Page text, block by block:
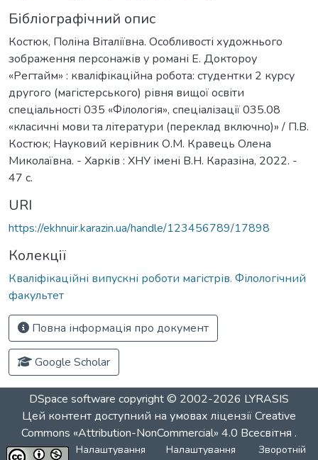
Бібліографічний опис
Костюк, Поліна Віталіївна. Особливості художнього
зображення персонажів у романі Е. Доктороу
«Регтайм» : кваліфікаційна робота: студентки 2 курсу
другого (магістерського) рівня вищої освіти
спеціальності 035 «Філологія», спеціалізації 035.08
«класичні мови та літератури (переклад включно)» / П.В.
Костюк; Науковий керівник О.М. Кравець Олена
Миколаївна. - Харків : ХНУ імені В.Н. Каразіна, 2022. -
47 с.
URI
https://ekhnuir.karazin.ua/handle/123456789/17898
Колекції
Кваліфікаційні випускні роботи магістрів. Філологічний
факультет
Повна інформація про документ
Google Scholar
DSpace software copyright © 2002-2026 LYRASIS
Цей контент доступний на умовах ліцензіїCreative
Commons «Attribution-NonCommercial» 4.0 Всесвітня .
Налаштування
Налаштування
Зворотній